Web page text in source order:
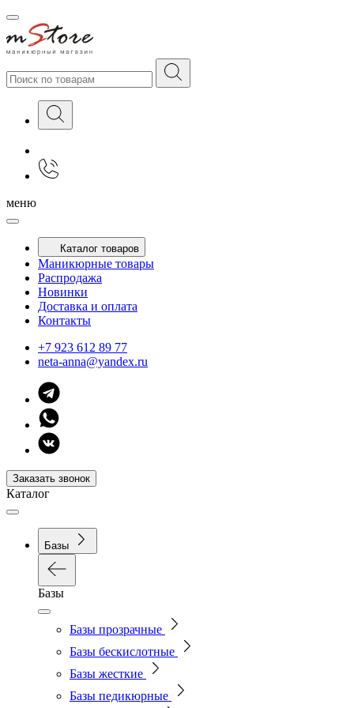
меню
Каталог товаров
Маникюрные товары
Распродажа
Новинки
Доставка и оплата
Контакты
+7 923 612 89 77
neta-anna@yandex.ru
Заказать звонок
Каталог
Базы
Базы
Базы прозрачные
Базы бескислотные
Базы жесткие
Базы педикюрные